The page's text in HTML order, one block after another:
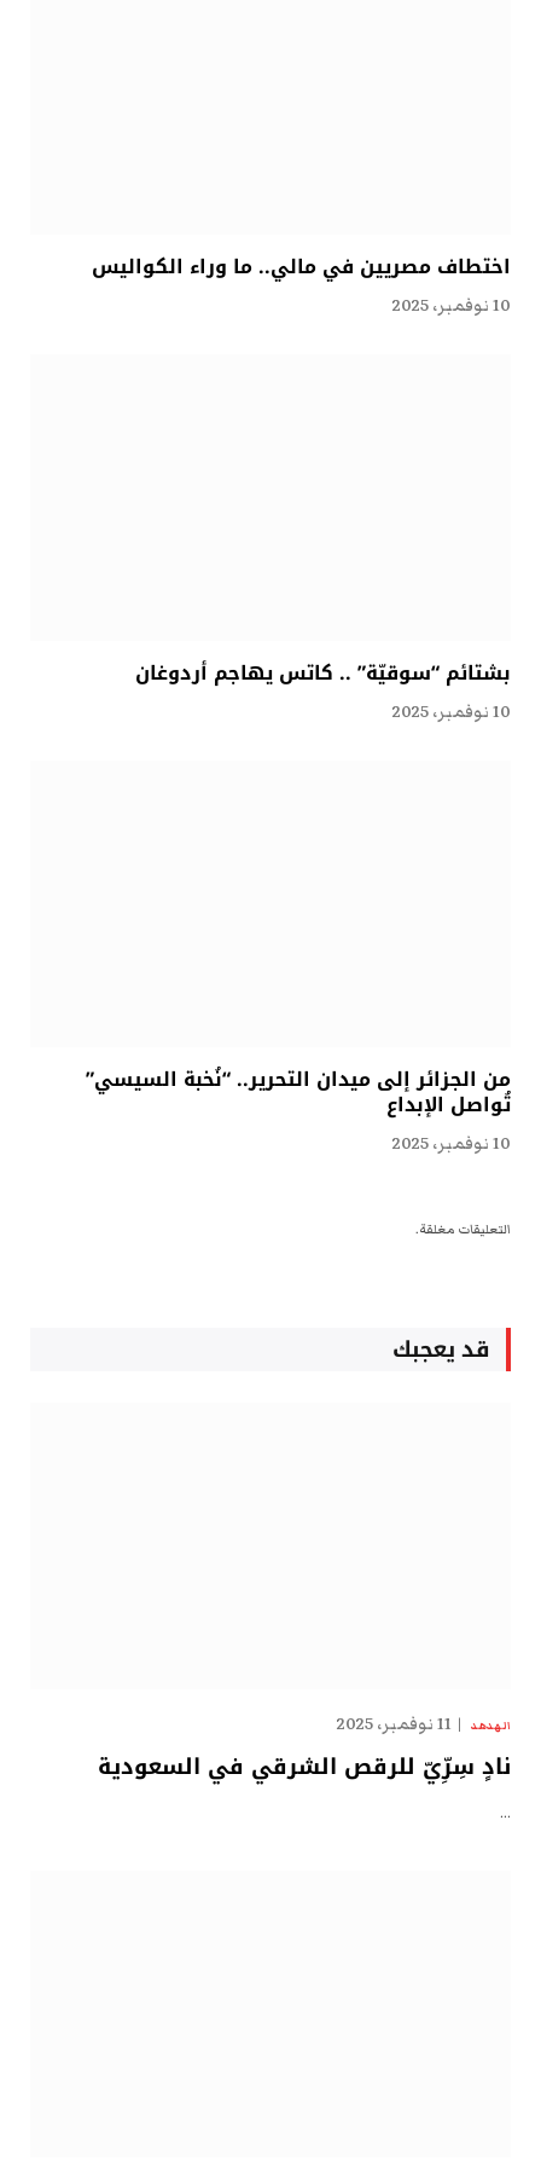
اختطاف مصريين في مالي.. ما وراء الكواليس
10 نوفمبر، 2025
بشتائم “سوقيّة” .. كاتس يهاجم أردوغان
10 نوفمبر، 2025
من الجزائر إلى ميدان التحرير.. “نُخبة السيسي”
تُواصل الإبداع
10 نوفمبر، 2025
التعليقات مغلقة.
قد يعجبك
الهدهد 11 نوفمبر، 2025
نادٍ سِرِّيّ للرقص الشرقي في السعودية
…